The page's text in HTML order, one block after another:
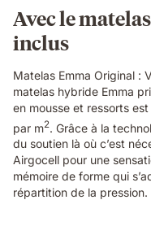
Avec le
inclus
Matelas Emma Original :
matelas hybride Emma
en mousse et ressorts
par m2. Grâce à la
du soutien là où c’est
Airgocell pour une
mémoire de forme qui
répartition de la pression.